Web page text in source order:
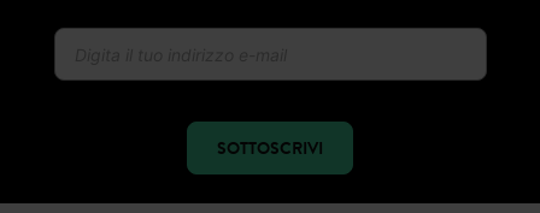
SOTTOSCRIVI